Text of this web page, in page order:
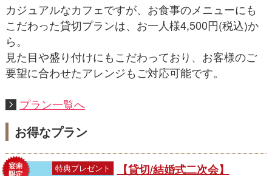
カジュアルなカフェですが、お食事のメニューにも
こだわった貸切プランは、お一人様4,500円(税込)か
ら。
見た目や盛り付けにもこだわっており、お客様のご
要望に合わせたアレンジもご対応可能です。
プラン一覧へ
お得なプラン
特典プレゼント 【貸切/結婚式二次会】